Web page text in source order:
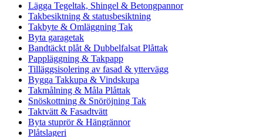
Lägga Tegeltak, Shingel & Betongpannor
Takbesiktning & statusbesiktning
Takbyte & Omläggning Tak
Byta garagetak
Bandtäckt plåt & Dubbelfalsat Plåttak
Pappläggning & Takpapp
Tilläggsisolering av fasad & yttervägg
Bygga Takkupa & Vindskupa
Takmålning & Måla Plåttak
Snöskottning & Snöröjning Tak
Taktvätt & Fasadtvätt
Byta stuprör & Hängrännor
Plåtslageri